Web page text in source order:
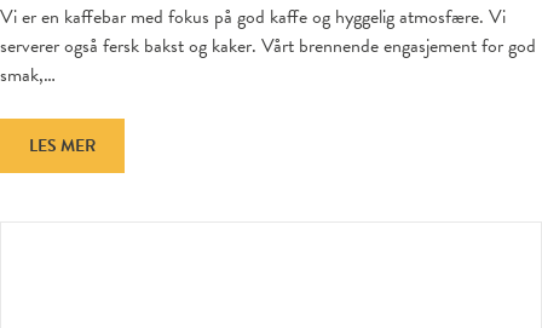
Vi er en kaffebar med fokus på god kaffe og hyggelig atmosfære. Vi
serverer også fersk bakst og kaker. Vårt brennende engasjement for god
smak,…
LES MER